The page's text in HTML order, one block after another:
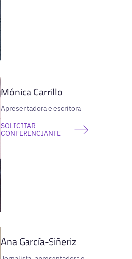
Mónica Carrillo
Apresentadora e escritora
SOLICITAR
CONFERENCIANTE
Ana García-Siñeriz